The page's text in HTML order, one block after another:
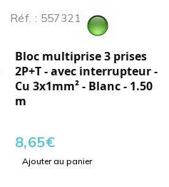
Réf. : 557321
Bloc multiprise 3 prises
2P+T - avec interrupteur -
Cu 3x1mm² - Blanc - 1.50
m
8,65€
Ajouter au panier